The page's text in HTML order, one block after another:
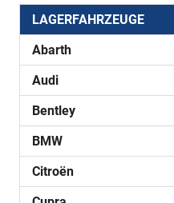
LAGERFAHRZEUGE
Abarth
Audi
Bentley
BMW
Citroën